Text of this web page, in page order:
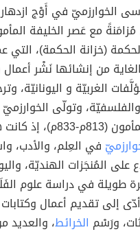
الخوارزميّ في أَوْج
مُزامَنةً مع عَصر الخليفة
(خزانة الحكمة)،
من إنشائها نَشْر أعمال
الغربيّة و اليونانيّة،
وتولّى الخوارزميّ
في فترة حُكْم المأمون
في العِلم، والأدب،
على المُنجَزات الهنديّة،
طويلة في دراسة علوم
أدّى إلى تقديم أعمال
ورَسْم الخرائط، والعديد